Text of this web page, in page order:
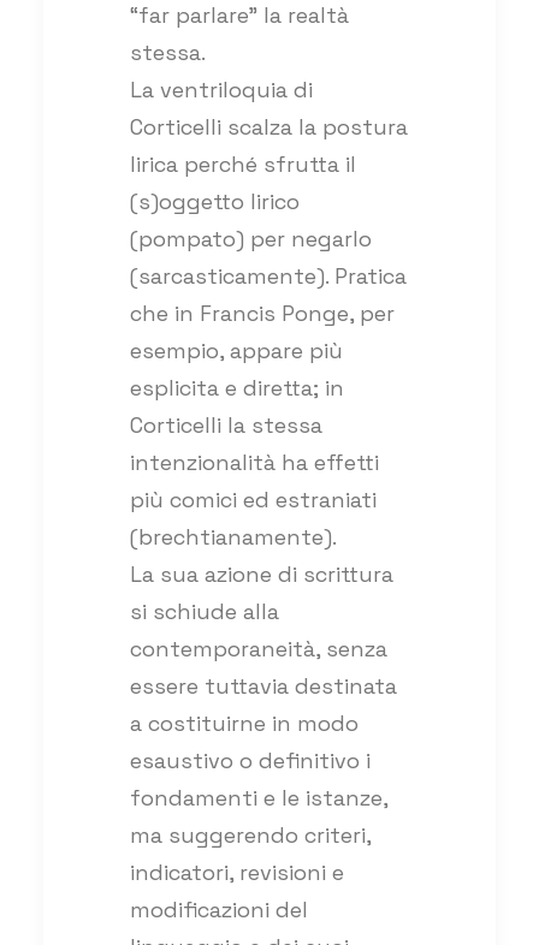
“far parlare” la realtà
stessa.
La ventriloquia di
Corticelli scalza la postura
lirica perché sfrutta il
(s)oggetto lirico
(pompato) per negarlo
(sarcasticamente). Pratica
che in Francis Ponge, per
esempio, appare più
esplicita e diretta; in
Corticelli la stessa
intenzionalità ha effetti
più comici ed estraniati
(brechtianamente).
La sua azione di scrittura
si schiude alla
contemporaneità, senza
essere tuttavia destinata
a costituirne in modo
esaustivo o definitivo i
fondamenti e le istanze,
ma suggerendo criteri,
indicatori, revisioni e
modificazioni del